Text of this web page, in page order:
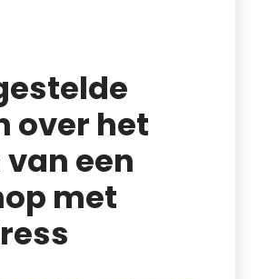
over het
een
met